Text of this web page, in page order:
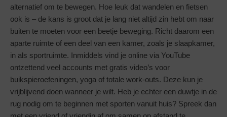
alternatief om te bewegen. Hoe leuk dat wandelen en fietsen
ook is – de kans is groot dat je lang niet altijd zin hebt om naar
buiten te moeten voor een beetje beweging. Richt daarom een
aparte ruimte of een deel van een kamer, zoals je slaapkamer,
in als sportruimte. Inmiddels vind je online via YouTube
ontzettend veel accounts met gratis video’s voor
buikspieroefeningen, yoga of totale work-outs. Deze kun je
vrijblijvend doen wanneer je wilt. Heb je echter een duwtje in de
rug nodig om te beginnen met sporten vanuit huis? Spreek dan